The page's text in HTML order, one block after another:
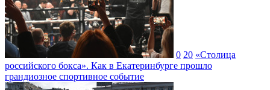
0 20 «Столица
российского бокса». Как в Екатеринбурге прошло
грандиозное спортивное событие